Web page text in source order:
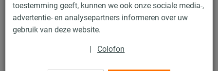
toestemming geeft, kunnen we ook onze sociale media-,
advertentie- en analysepartners informeren over uw
gebruik van deze website.
| Colofon
Producten Bevestigingstechniek
Ventilatiebevestiging
Installatierails voor luchtkanaalbevestiging
MPT Draagprofielverbinder